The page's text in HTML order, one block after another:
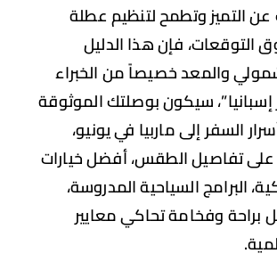
وتطمح لتنظيم عطلة
فإن هذا الدليل
خصيصاً من الخبراء
، سيكون بوصلتك الموثوقة
إلى ماربيا في يونيو،
الطقس، أفضل خيارات
السياحية المدروسة،
وفخامة تحاكي معايير